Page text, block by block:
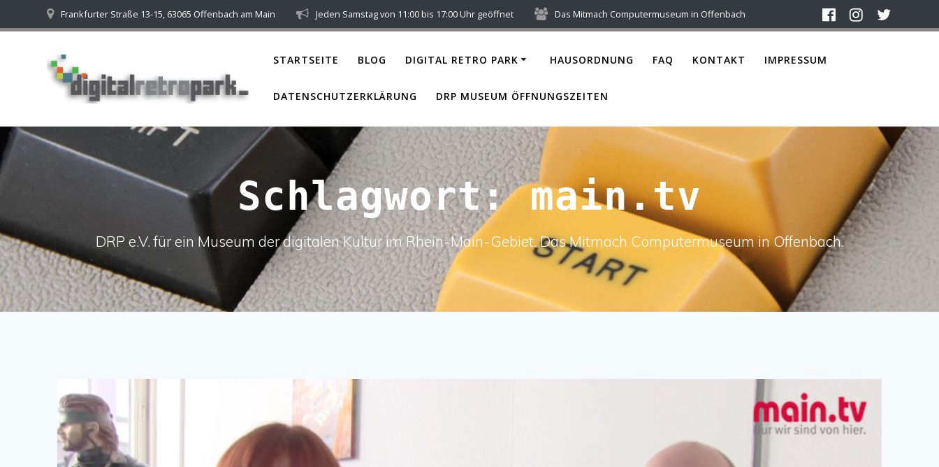
to
Frankfurter Straße 13-15, 63065 Offenbach am Main Jeden Samstag von 11:00 bis 17:00 Uhr geöffnet Das Mitmach Computermuseum in Offenbach
STARTSEITE BLOG DIGITAL RETRO PARK HAUSORDNUNG FAQ KONTAKT IMPRESSUM
DATENSCHUTZERKLÄRUNG DRP MUSEUM ÖFFNUNGSZEITEN
Schlagwort:main.tv
DRP e.V. für ein Museum der digitalen Kultur im Rhein-Main-Gebiet. Das Mitmach Computermuseum in Offenbach.